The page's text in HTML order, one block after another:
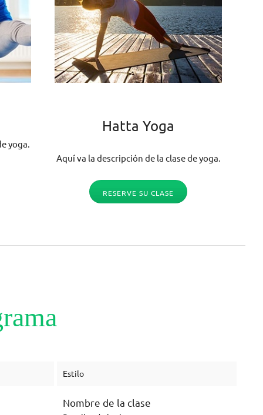
yoga.
Hatta Yoga
Aquí va la descripción de la clase de yoga.
RESERVE SU CLASE
Estilo
Nombre de la clase